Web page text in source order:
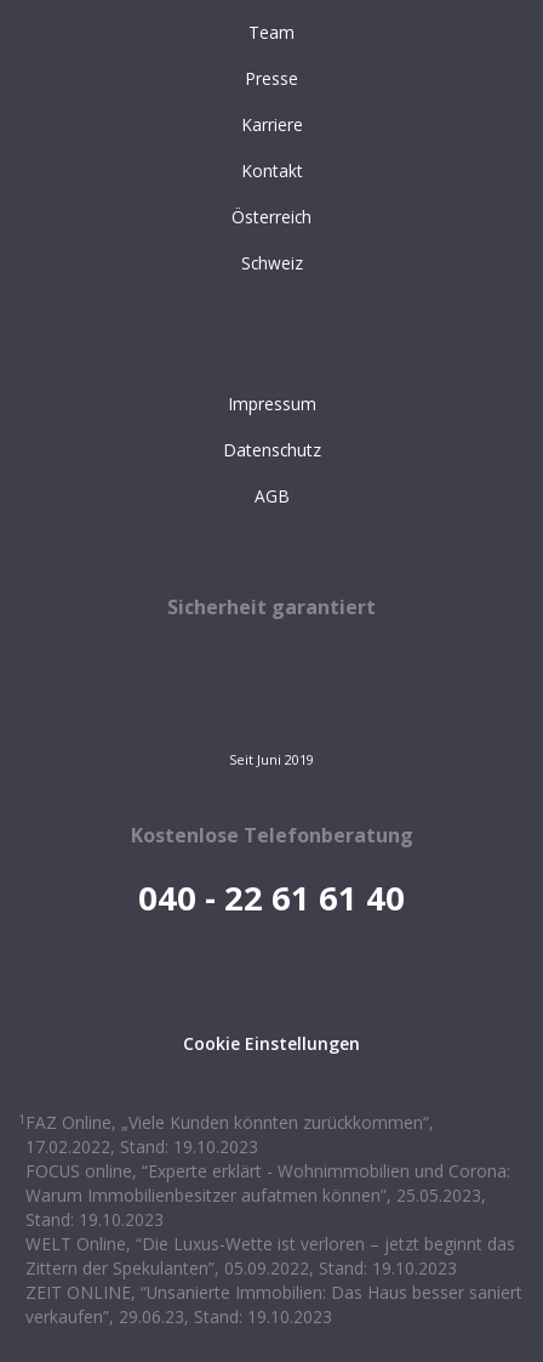
Team
Presse
Karriere
Kontakt
Österreich
Schweiz
Impressum
Datenschutz
AGB
Kostenlose Telefonberatung
040 - 22 61 61 40
Sicherheit garantiert
Seit Juni 2019
Cookie Einstellungen
1 FAZ Online, „Viele Kunden könnten zurückkommen“,
17.02.2022, Stand: 19.10.2023
FOCUS online, “Experte erklärt - Wohnimmobilien und Corona:
Warum Immobilienbesitzer aufatmen können”, 25.05.2023,
Stand: 19.10.2023
WELT Online, “Die Luxus-Wette ist verloren – jetzt beginnt das
Zittern der Spekulanten”, 05.09.2022, Stand: 19.10.2023
ZEIT ONLINE, “Unsanierte Immobilien: Das Haus besser saniert
verkaufen”, 29.06.23, Stand: 19.10.2023